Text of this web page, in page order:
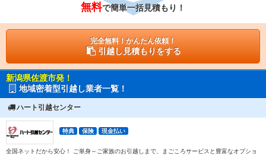
無料で簡単一括見積もり！
完全無料！かんたん依頼！
引越し見積もりをする
新潟県佐渡市発！
地域密着型引越し業者一覧！
ハート引越センター
特典 保険 現金払い
全国ネットだから安心！ ご単身～ご家族のお引越しまで、まごころサービスと豊富なオプショ